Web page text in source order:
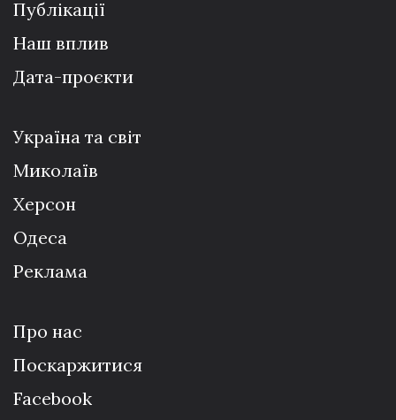
Публікації
Наш вплив
Дата-проєкти
Україна та світ
Миколаїв
Херсон
Одеса
Реклама
Про нас
Поскаржитися
Facebook